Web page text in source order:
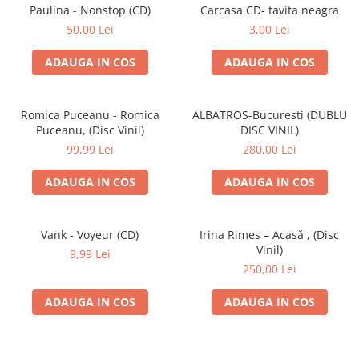
Viniluri Românești
Colecția Electrecord
Paulina - Nonstop (CD)
50,00 Lei
ADAUGA IN COS
Carcasa CD- tavita neagra
3,00 Lei
ADAUGA IN COS
Romica Puceanu - Romica
Puceanu, (Disc Vinil)
99,99 Lei
ADAUGA IN COS
ALBATROS-Bucuresti (DUBLU
DISC VINIL)
280,00 Lei
ADAUGA IN COS
Vank - Voyeur (CD)
9,99 Lei
ADAUGA IN COS
Irina Rimes – Acasă , (Disc
Vinil)
250,00 Lei
ADAUGA IN COS